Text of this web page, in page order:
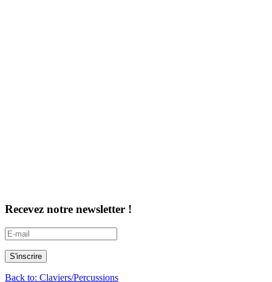
Recevez notre newsletter !
Back to: Claviers/Percussions